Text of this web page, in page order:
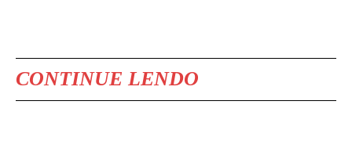
CONTINUE LENDO